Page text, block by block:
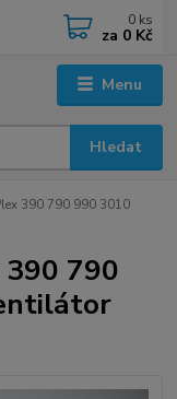
Menu
Hledat
0 ks
za 0 Kč
390 790 990 3010
390 790